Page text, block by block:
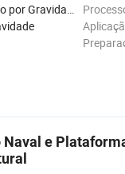
Gravidade Térmica
e